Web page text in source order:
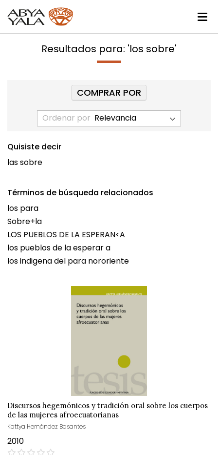
Resultados para: 'los sobre'
Ordenar por
Quisiste decir
las sobre
Términos de búsqueda relacionados
los para
Sobre+la
LOS PUEBLOS DE LA ESPERAN<A
los pueblos de la esperar a
los indigena del para nororiente
Discursos hegemónicos y tradición oral sobre los cuerpos
de las mujeres afroecuatorianas
Kattya Hernández Basantes
2010
COMPRAR POR